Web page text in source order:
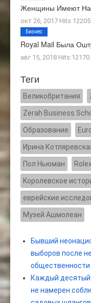
Женщины Имеют
окт 26, 2017 Hits:12205
Royal Mail Была
авг 15, 2018 Hits:12170
Бизнес
Теги
Великобритания
Zerah Business
Образование
Ирина
Пол Ньюман
Kоролевское
еврейские
Музей Ашмолеан
Бывший
выборов после
общественности
Каждый десятый
не намерен